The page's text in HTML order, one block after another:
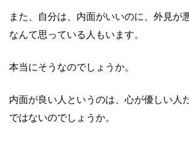
また、自分は、内面がいいのに、外見が
なんて思っている人もいます。
本当にそうなのでしょうか。
内面が良い人というのは、心が優しい人
ではないのでしょうか。